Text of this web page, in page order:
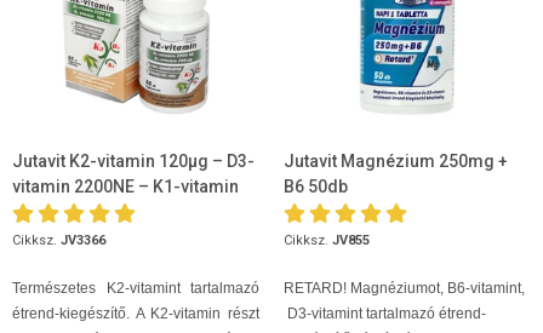
Jutavit K2-vitamin 120µg – D3-
vitamin 2200NE – K1-vitamin
700µg 60 kapszula
Cikksz. JV3366
Természetes K2-vitamint tartalmazó
étrend-kiegészítő. A K2-vitamin részt
Jutavit Magnézium 250mg +
B6 50db
Cikksz. JV855
RETARD! Magnéziumot, B6-vitamint,
D3-vitamint tartalmazó étrend-